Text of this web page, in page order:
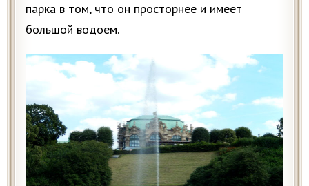
парка в том, что он просторнее и имеет
большой водоем.